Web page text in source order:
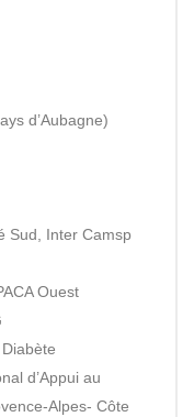
d’Aubagne)
Sud, Inter Camsp
Ouest
d’Appui au
Alpes- Côte